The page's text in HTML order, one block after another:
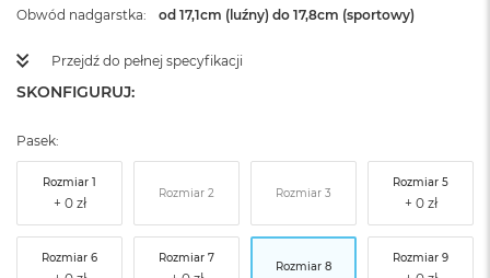
Obwód nadgarstka
od 17,1cm (luźny) do 17,8cm (sportowy)
Przejdź do pełnej specyfikacji
SKONFIGURUJ:
Pasek:
Rozmiar 1
Rozmiar 2 Rozmiar 3
Rozmiar 5
Rozmiar 6 Rozmiar 7
Rozmiar 8
Rozmiar 9